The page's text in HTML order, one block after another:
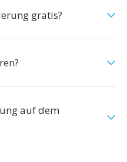
gratis?
auf dem